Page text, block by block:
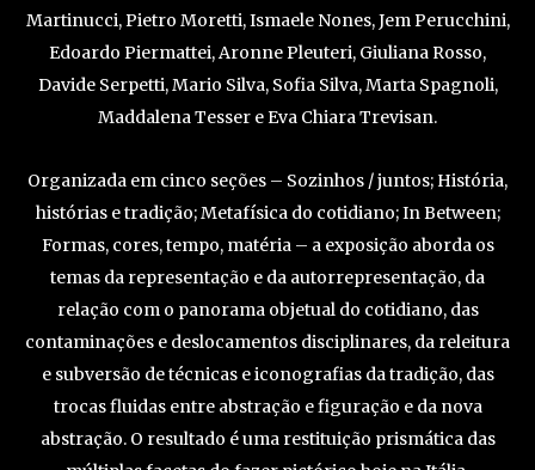
Martinucci, Pietro Moretti, Ismaele Nones, Jem Perucchini,
Edoardo Piermattei, Aronne Pleuteri, Giuliana Rosso,
Davide Serpetti, Mario Silva, Sofia Silva, Marta Spagnoli,
Maddalena Tesser e Eva Chiara Trevisan.
Organizada em cinco seções – Sozinhos / juntos; História,
histórias e tradição; Metafísica do cotidiano; In Between;
Formas, cores, tempo, matéria – a exposição aborda os
temas da representação e da autorrepresentação, da
relação com o panorama objetual do cotidiano, das
contaminações e deslocamentos disciplinares, da releitura
e subversão de técnicas e iconografias da tradição, das
trocas fluidas entre abstração e figuração e da nova
abstração. O resultado é uma restituição prismática das